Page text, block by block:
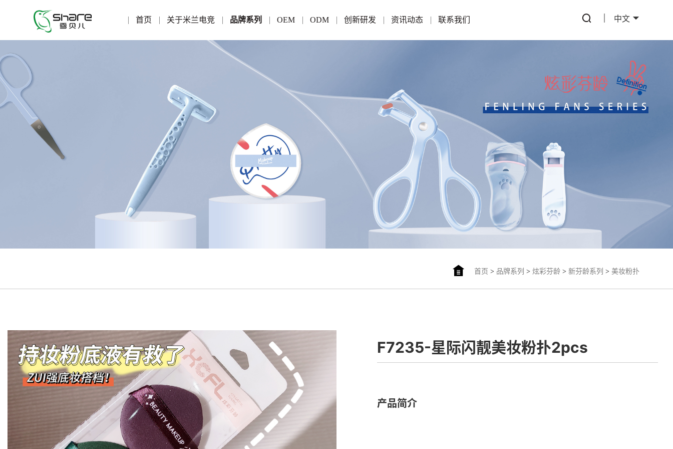
首页 关于米兰电竞 品牌系列 OEM ODM 创新研发 资讯动态 联系我们 中文
首页 > 品牌系列 > 炫彩芬龄> 新芬龄系列 > 美妆粉扑
F7235-星际闪靓美妆粉扑2pcs
产品简介